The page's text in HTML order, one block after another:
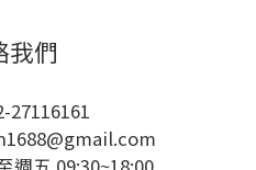
我們
27116161